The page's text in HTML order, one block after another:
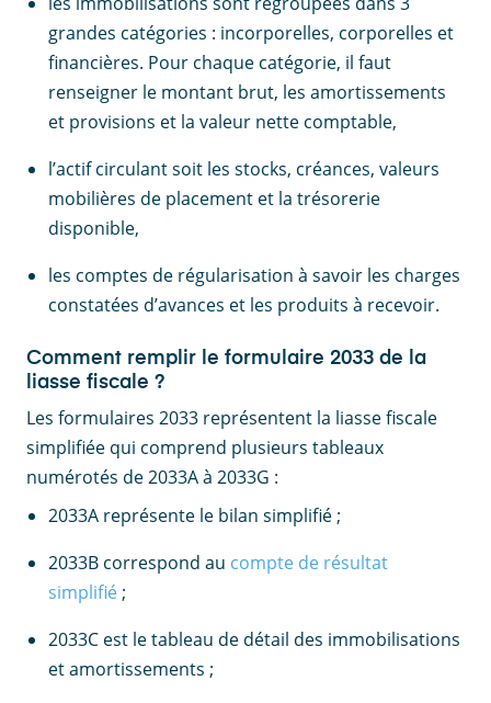
grandes catégories : incorporelles, corporelles et
financières. Pour chaque catégorie, il faut
renseigner le montant brut, les amortissements
et provisions et la valeur nette comptable,
l’actif circulant soit les stocks, créances, valeurs
mobilières de placement et la trésorerie
disponible,
les comptes de régularisation à savoir les charges
constatées d’avances et les produits à recevoir.
Comment remplir le formulaire 2033 de la
liasse fiscale ?
Les formulaires 2033 représentent la liasse fiscale
simplifiée qui comprend plusieurs tableaux
numérotés de 2033A à 2033G :
2033A représente le bilan simplifié ;
2033B correspond au compte de résultat
simplifié ;
2033C est le tableau de détail des immobilisations
et amortissements ;